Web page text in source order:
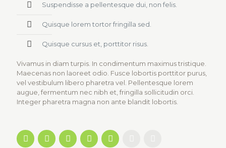
Suspendisse a pellentesque dui, non felis.
Quisque lorem tortor fringilla sed.
Quisque cursus et, porttitor risus.
Vivamus in diam turpis. In condimentum maximus tristique.
Maecenas non laoreet odio. Fusce lobortis porttitor purus,
vel vestibulum libero pharetra vel. Pellentesque lorem
augue, fermentum nec nibh et, fringilla sollicitudin orci.
Integer pharetra magna non ante blandit lobortis.